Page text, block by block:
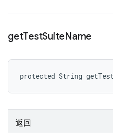
getTestSuiteName
protected String
返回